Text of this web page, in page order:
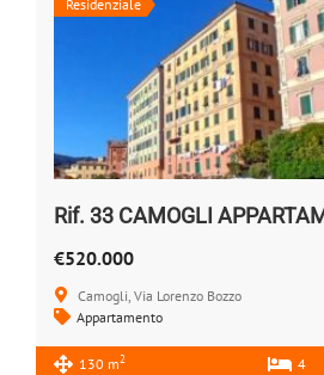
Residenziale
€520.000
Camogli, Via Lorenzo Bozzo
Appartamento
130 m2 4